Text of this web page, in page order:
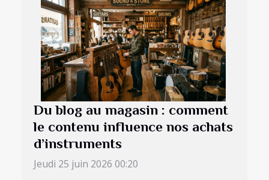
Du blog au magasin : comment
le contenu influence nos achats
d’instruments
Jeudi 25 juin 2026 00:20